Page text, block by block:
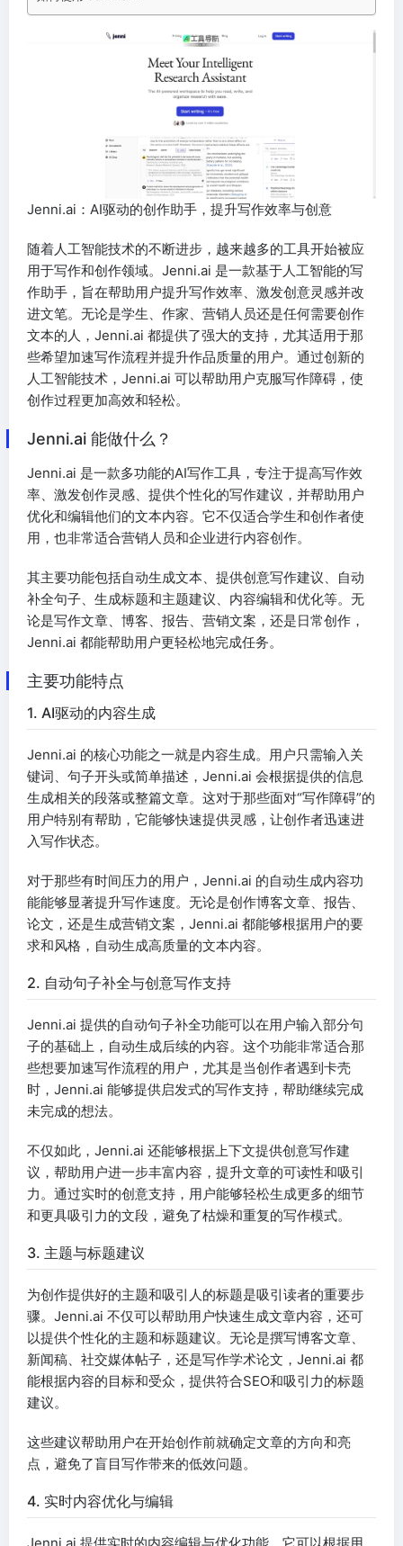
Jenni.ai：AI驱动的创作助手，提升写作效率与创意
随着人工智能技术的不断进步，越来越多的工具开始被应
用于写作和创作领域。Jenni.ai 是一款基于人工智能的写
作助手，旨在帮助用户提升写作效率、激发创意灵感并改
进文笔。无论是学生、作家、营销人员还是任何需要创作
文本的人，Jenni.ai 都提供了强大的支持，尤其适用于那
些希望加速写作流程并提升作品质量的用户。通过创新的
人工智能技术，Jenni.ai 可以帮助用户克服写作障碍，使
创作过程更加高效和轻松。
Jenni.ai 能做什么？
Jenni.ai 是一款多功能的AI写作工具，专注于提高写作效
率、激发创作灵感、提供个性化的写作建议，并帮助用户
优化和编辑他们的文本内容。它不仅适合学生和创作者使
用，也非常适合营销人员和企业进行内容创作。
其主要功能包括自动生成文本、提供创意写作建议、自动
补全句子、生成标题和主题建议、内容编辑和优化等。无
论是写作文章、博客、报告、营销文案，还是日常创作，
Jenni.ai 都能帮助用户更轻松地完成任务。
主要功能特点
1. AI驱动的内容生成
Jenni.ai 的核心功能之一就是内容生成。用户只需输入关
键词、句子开头或简单描述，Jenni.ai 会根据提供的信息
生成相关的段落或整篇文章。这对于那些面对“写作障碍”的
用户特别有帮助，它能够快速提供灵感，让创作者迅速进
入写作状态。
对于那些有时间压力的用户，Jenni.ai 的自动生成内容功
能能够显著提升写作速度。无论是创作博客文章、报告、
论文，还是生成营销文案，Jenni.ai 都能够根据用户的要
求和风格，自动生成高质量的文本内容。
2. 自动句子补全与创意写作支持
Jenni.ai 提供的自动句子补全功能可以在用户输入部分句
子的基础上，自动生成后续的内容。这个功能非常适合那
些想要加速写作流程的用户，尤其是当创作者遇到卡壳
时，Jenni.ai 能够提供启发式的写作支持，帮助继续完成
未完成的想法。
不仅如此，Jenni.ai 还能够根据上下文提供创意写作建
议，帮助用户进一步丰富内容，提升文章的可读性和吸引
力。通过实时的创意支持，用户能够轻松生成更多的细节
和更具吸引力的文段，避免了枯燥和重复的写作模式。
3. 主题与标题建议
为创作提供好的主题和吸引人的标题是吸引读者的重要步
骤。Jenni.ai 不仅可以帮助用户快速生成文章内容，还可
以提供个性化的主题和标题建议。无论是撰写博客文章、
新闻稿、社交媒体帖子，还是写作学术论文，Jenni.ai 都
能根据内容的目标和受众，提供符合SEO和吸引力的标题
建议。
这些建议帮助用户在开始创作前就确定文章的方向和亮
点，避免了盲目写作带来的低效问题。
4. 实时内容优化与编辑
Jenni.ai 提供实时的内容编辑与优化功能，它可以根据用